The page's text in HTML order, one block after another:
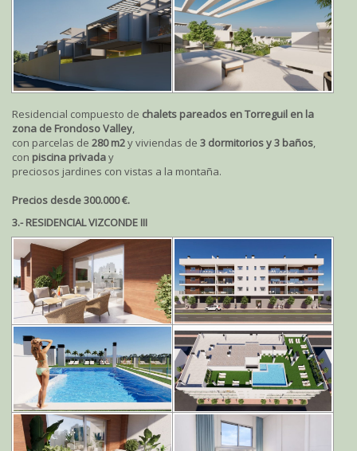
Residencial compuesto de chalets pareados en Torreguil en la
zona de Frondoso Valley,
con parcelas de 280 m2y viviendas de 3 dormitorios y 3 baños,
con piscina privaday
preciosos jardines con vistas a la montaña.
Precios desde 300.000 €.
3.- RESIDENCIAL VIZCONDE III